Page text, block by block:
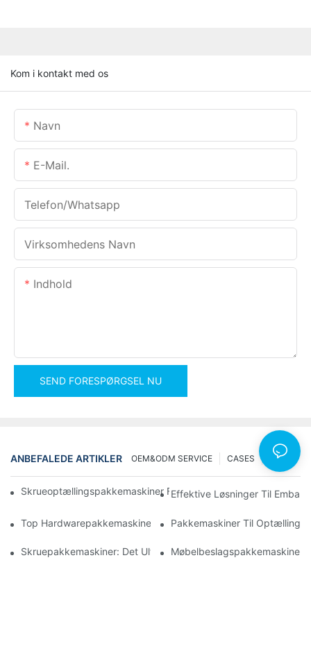
Kom i kontakt med os
Navn
E-Mail.
Telefon/whatsapp
Virksomhedens Navn
Indhold
SEND FORESPØRGSEL NU
ANBEFALEDE ARTIKLER NEWS
CASES
OEM&ODM SERVICE
Skrueoptællingspakkemaskiner For Pålidelige Og Hurtige
Effektive Løsninger Til
Top Hardwarepakkemaskiner Til Ensartet Kvalitetskontrol
Pakkemaskiner Til Optælling
Skruepakkemaskiner: Det Ultimative Værktøj Til Effektiv